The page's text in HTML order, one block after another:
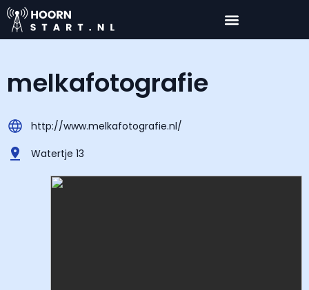
melkafotografie
http://www.melkafotografie.nl/
Watertje 13